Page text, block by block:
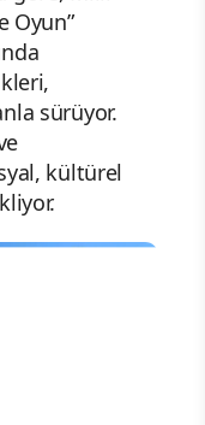
Oyun”
sürüyor.
kültürel